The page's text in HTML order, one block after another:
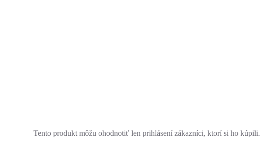
Tento produkt môžu ohodnotiť len prihlásení zákazníci, ktorí si ho kúpili.